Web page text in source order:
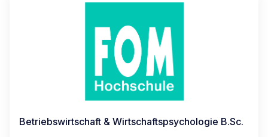
Betriebswirtschaft & Wirtschaftspsychologie B.Sc.